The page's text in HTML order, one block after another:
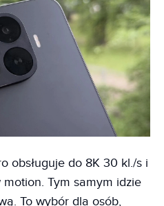
obsługuje do 8K 30 kl./s i
Tym samym idzie
To wybór dla osób,